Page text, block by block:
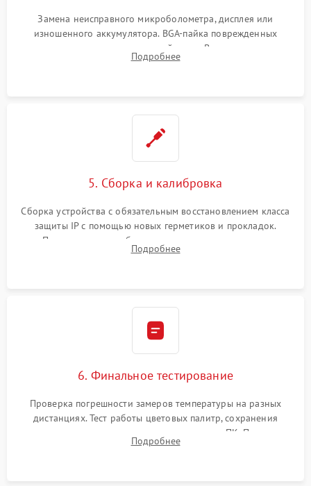
Замена неисправного микроболометра, дисплея или
изношенного аккумулятора. BGA-пайка поврежденных
контроллеров на материнской плате. Восстановление
разъемов и кнопок, замена поврежденных элементов
Подробнее
5. Сборка и калибровка
Сборка устройства с обязательным восстановлением класса
защиты IP с помощью новых герметиков и прокладок.
Программная калибровка матрицы по эталонному
абсолютно черному телу для точного измерения температур.
Подробнее
6. Финальное тестирование
Проверка погрешности замеров температуры на разных
дистанциях. Тест работы цветовых палитр, сохранения
термограмм в память и передачи данных на ПК. Проверка
автономности работы и итоговый контроль качества.
Подробнее